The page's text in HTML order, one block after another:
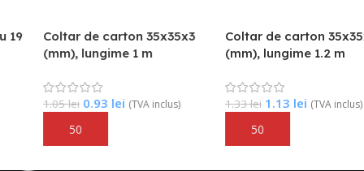
Coltar de carton 35x35x3
(mm), lungime 1 m
0.93lei (TVA inclus)
Adaugă În Coș
Coltar de carton 35x35x3
(mm), lungime 1.2 m
1.13lei (TVA inclus)
Adaugă În Coș